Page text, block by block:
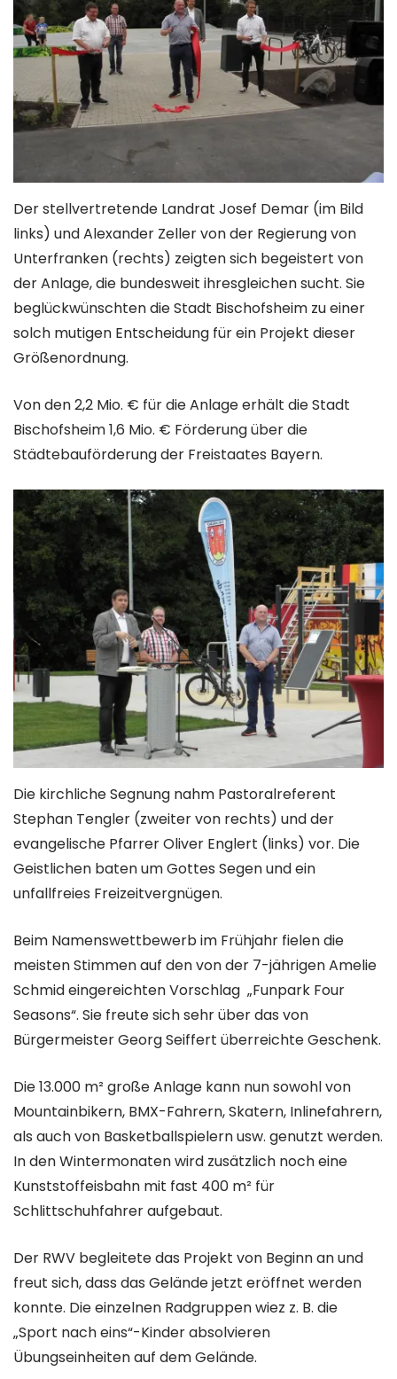
Der stellvertretende Landrat Josef Demar (im Bild
links) und Alexander Zeller von der Regierung von
Unterfranken (rechts) zeigten sich begeistert von
der Anlage, die bundesweit ihresgleichen sucht. Sie
beglückwünschten die Stadt Bischofsheim zu einer
solch mutigen Entscheidung für ein Projekt dieser
Größenordnung.
Von den 2,2 Mio. € für die Anlage erhält die Stadt
Bischofsheim 1,6 Mio. € Förderung über die
Städtebauförderung der Freistaates Bayern.
Die kirchliche Segnung nahm Pastoralreferent
Stephan Tengler (zweiter von rechts) und der
evangelische Pfarrer Oliver Englert (links) vor. Die
Geistlichen baten um Gottes Segen und ein
unfallfreies Freizeitvergnügen.
Beim Namenswettbewerb im Frühjahr fielen die
meisten Stimmen auf den von der 7-jährigen Amelie
Schmid eingereichten Vorschlag „Funpark Four
Seasons“. Sie freute sich sehr über das von
Bürgermeister Georg Seiffert überreichte Geschenk.
Die 13.000 m² große Anlage kann nun sowohl von
Mountainbikern, BMX-Fahrern, Skatern, Inlinefahrern,
als auch von Basketballspielern usw. genutzt werden.
In den Wintermonaten wird zusätzlich noch eine
Kunststoffeisbahn mit fast 400 m² für
Schlittschuhfahrer aufgebaut.
Der RWV begleitete das Projekt von Beginn an und
freut sich, dass das Gelände jetzt eröffnet werden
konnte. Die einzelnen Radgruppen wiez z. B. die
„Sport nach eins“-Kinder absolvieren
Übungseinheiten auf dem Gelände.